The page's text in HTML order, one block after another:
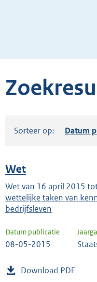
om
Druk
om
uw
Sorteer op: Sorteer
Datum
Wet
Wet van 16 april 2015
wettelijke taken van
bedrijfsleven
Datum publicatie
08-05-2015
Download PDF